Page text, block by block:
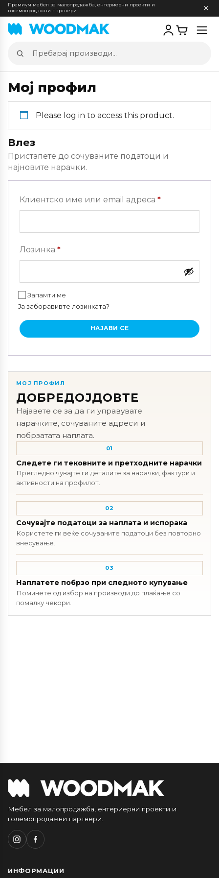
Премиум мебел за малопродажба, ентериерни проекти и
големопродажни партнери
Пребарај
производи
Мој профил
Please log in to access this product.
Влез
Пристапете до сочуваните податоци и
најновите нарачки.
Клиентско име или email адреса *
Лозинка *Задолжително
Запамти ме
Ја заборавивте лозинката?
НАЈАВИ СЕ
МОЈ ПРОФИЛ
ДОБРЕДОЈДОВТЕ
Најавете се за да ги управувате
нарачките, сочуваните адреси и
побрзатата наплата.
01
Следете ги тековните и претходните нарачки
Прегледно чувајте ги деталите за нарачки, фактури и
активности на профилот.
02
Сочувајте податоци за наплата и испорака
Користете ги веќе сочуваните податоци без повторно
внесување.
03
Наплатете побрзо при следното купување
Поминете од избор на производи до плаќање со
помалку чекори.
Мебел за малопродажба, ентериерни проекти и
големопродажни партнери.
ИНФОРМАЦИИ